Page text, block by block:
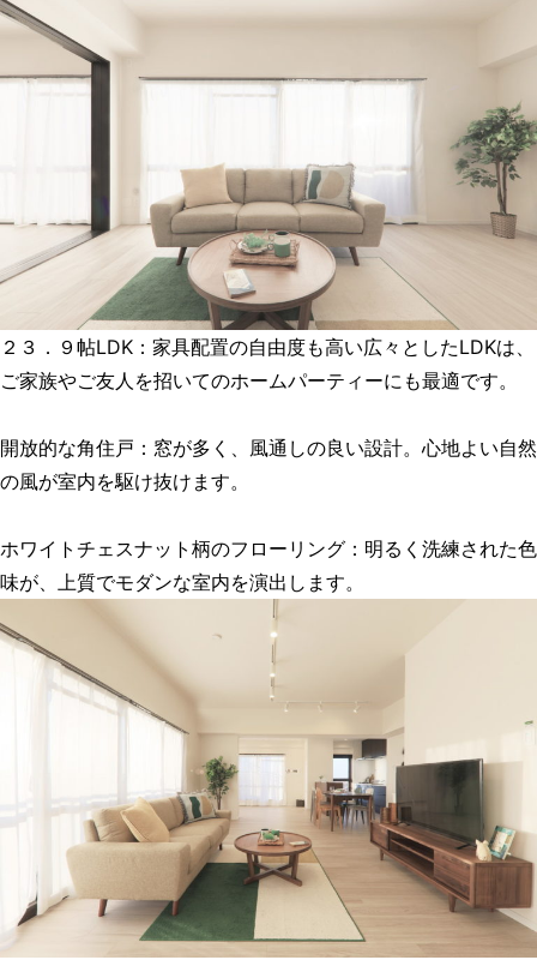
２３．９帖LDK：家具配置の自由度も高い広々としたLDKは、
ご家族やご友人を招いてのホームパーティーにも最適です。
開放的な角住戸：窓が多く、風通しの良い設計。心地よい自然
の風が室内を駆け抜けます。
ホワイトチェスナット柄のフローリング：明るく洗練された色
味が、上質でモダンな室内を演出します。